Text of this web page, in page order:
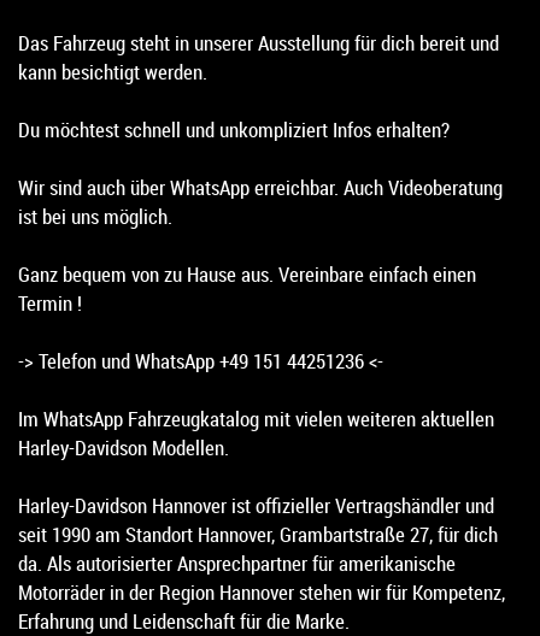
Das Fahrzeug steht in unserer Ausstellung für dich bereit und
kann besichtigt werden.
Du möchtest schnell und unkompliziert Infos erhalten?
Wir sind auch über WhatsApp erreichbar. Auch Videoberatung
ist bei uns möglich.
Ganz bequem von zu Hause aus. Vereinbare einfach einen
Termin !
-> Telefon und WhatsApp +49 151 44251236 <-
Im WhatsApp Fahrzeugkatalog mit vielen weiteren aktuellen
Harley-Davidson Modellen.
Harley-Davidson Hannover ist offizieller Vertragshändler und
seit 1990 am Standort Hannover, Grambartstraße 27, für dich
da. Als autorisierter Ansprechpartner für amerikanische
Motorräder in der Region Hannover stehen wir für Kompetenz,
Erfahrung und Leidenschaft für die Marke.